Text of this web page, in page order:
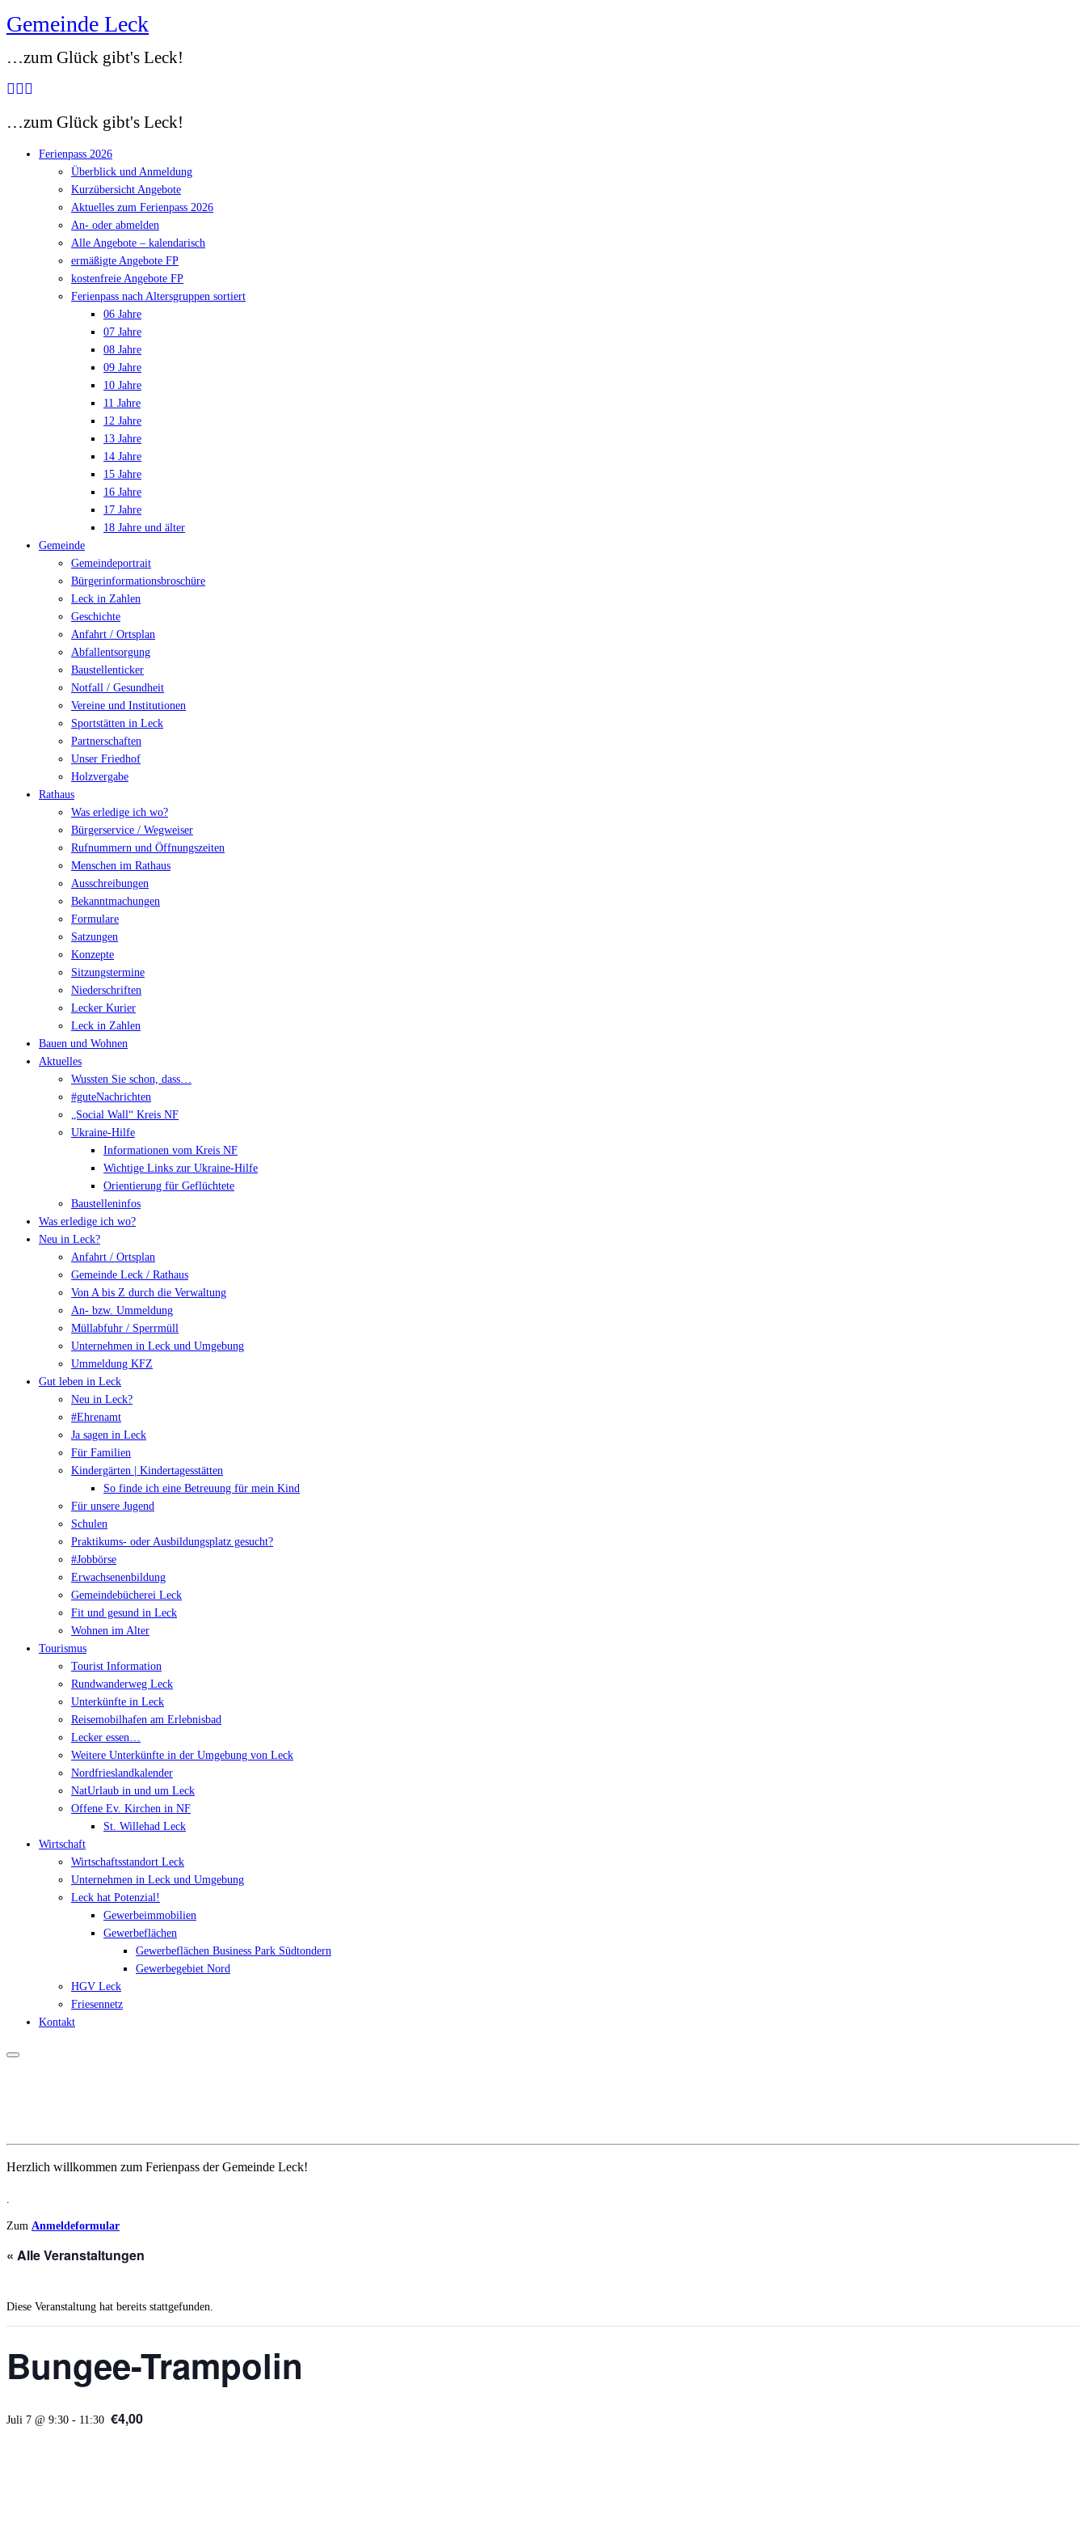
Zum
springen
Gemeinde Leck
…zum Glück gibt's Leck!
…zum Glück gibt's Leck!
Ferienpass 2026
Überblick und Anmeldung
Kurzübersicht Angebote
Aktuelles zum Ferienpass 2026
An- oder abmelden
Alle Angebote – kalendarisch
ermäßigte Angebote FP
kostenfreie Angebote FP
Ferienpass nach Altersgruppen sortiert
06 Jahre
07 Jahre
08 Jahre
09 Jahre
10 Jahre
11 Jahre
12 Jahre
13 Jahre
14 Jahre
15 Jahre
16 Jahre
17 Jahre
18 Jahre und älter
Gemeinde
Gemeindeportrait
Bürgerinformationsbroschüre
Leck in Zahlen
Geschichte
Anfahrt / Ortsplan
Abfallentsorgung
Baustellenticker
Notfall / Gesundheit
Vereine und Institutionen
Sportstätten in Leck
Partnerschaften
Unser Friedhof
Holzvergabe
Rathaus
Was erledige ich wo?
Bürgerservice / Wegweiser
Rufnummern und Öffnungszeiten
Menschen im Rathaus
Ausschreibungen
Bekanntmachungen
Formulare
Satzungen
Konzepte
Sitzungstermine
Niederschriften
Lecker Kurier
Leck in Zahlen
Bauen und Wohnen
Aktuelles
Wussten Sie schon, dass…
#guteNachrichten
„Social Wall“ Kreis NF
Ukraine-Hilfe
Informationen vom Kreis NF
Wichtige Links zur Ukraine-Hilfe
Orientierung für Geflüchtete
Baustelleninfos
Was erledige ich wo?
Neu in Leck?
Anfahrt / Ortsplan
Gemeinde Leck / Rathaus
Von A bis Z durch die Verwaltung
An- bzw. Ummeldung
Müllabfuhr / Sperrmüll
Unternehmen in Leck und Umgebung
Ummeldung KFZ
Gut leben in Leck
Neu in Leck?
#Ehrenamt
Ja sagen in Leck
Für Familien
Kindergärten | Kindertagesstätten
So finde ich eine Betreuung für mein Kind
Für unsere Jugend
Schulen
Praktikums- oder Ausbildungsplatz gesucht?
#Jobbörse
Erwachsenenbildung
Gemeindebücherei Leck
Fit und gesund in Leck
Wohnen im Alter
Tourismus
Tourist Information
Rundwanderweg Leck
Unterkünfte in Leck
Reisemobilhafen am Erlebnisbad
Lecker essen…
Weitere Unterkünfte in der Umgebung von Leck
Nordfrieslandkalender
NatUrlaub in und um Leck
Offene Ev. Kirchen in NF
St. Willehad Leck
Wirtschaft
Wirtschaftsstandort Leck
Unternehmen in Leck und Umgebung
Leck hat Potenzial!
Gewerbeimmobilien
Gewerbeflächen
Gewerbeflächen Business Park Südtondern
Gewerbegebiet Nord
HGV Leck
Friesennetz
Kontakt
Herzlich willkommen zum Ferienpass der Gemeinde Leck!
Zum Anmeldeformular
« Alle Veranstaltungen
Diese Veranstaltung hat bereits stattgefunden.
Bungee-Trampolin
Juli 7 @ 9:30 - 11:30 €4,00